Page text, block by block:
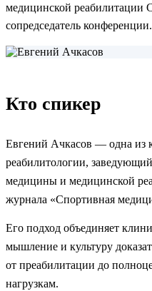
медицинской реабилитации
сопредседатель конференции.
Кто спикер
Евгений Ачкасов — одна из
реабилитологии,
медицины и медицинской
журнала «Спортивная
Его подход объединяет
мышление и культуру
от преабилитации до
нагрузкам.